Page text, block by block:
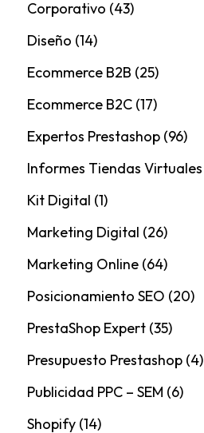
Corporativo (43)
Diseño (14)
Ecommerce B2B (25)
Ecommerce B2C(17)
Expertos Prestashop(96)
Informes Tiendas Virtuales
Kit Digital (1)
Marketing Digital (26)
Marketing Online(64)
Posicionamiento SEO (20)
PrestaShop Expert(35)
Presupuesto Prestashop(4)
Publicidad PPC – SEM (6)
Shopify(14)